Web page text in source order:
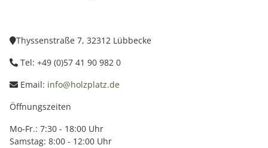
Thyssenstraße 7, 32312 Lübbecke
Tel: +49 (0)57 41 90 982 0
Email: info@holzplatz.de
Öffnungszeiten
Mo-Fr.: 7:30 - 18:00 Uhr
Samstag: 8:00 - 12:00 Uhr